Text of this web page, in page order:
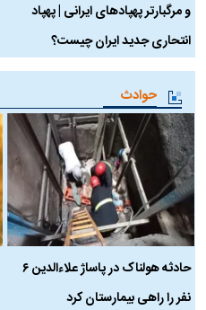
و مرگبارتر پهپادهای ایرانی | پهپاد
انتحاری جدید ایران چیست؟
حوادث
حادثه هولناک در پاساژ علاءالدین ۶
نفر را راهی بیمارستان کرد